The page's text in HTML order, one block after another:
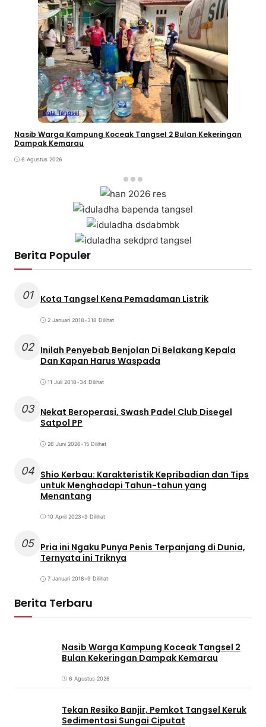
Kota Tangsel
Nasib Warga Kampung Koceak Tangsel 2 Bulan Kekeringan
Dampak Kemarau
6 Agustus 2026
Berita Populer
01 Kota Tangsel Kena Pemadaman Listrik
2 Januari 2018•318 Dilihat
02 Inilah Penyebab Benjolan Di Belakang Kepala
Dan Kapan Harus Waspada
11 Juli 2018•34 Dilihat
03 Nekat Beroperasi, Swash Padel Club Disegel
Satpol PP
26 Juni 2026•15 Dilihat
04 Shio Kerbau: Karakteristik Kepribadian dan Tips
untuk Menghadapi Tahun-tahun yang
Menantang
10 April 2023•9 Dilihat
05 Pria ini Ngaku Punya Penis Terpanjang di Dunia,
Ternyata ini Triknya
7 Januari 2018•9 Dilihat
Berita Terbaru
Nasib Warga Kampung Koceak Tangsel 2
Bulan Kekeringan Dampak Kemarau
6 Agustus 2026
Tekan Resiko Banjir, Pemkot Tangsel Keruk
Sedimentasi Sungai Ciputat